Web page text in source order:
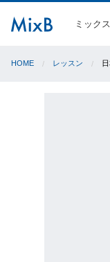
ミック
HOME レッスン